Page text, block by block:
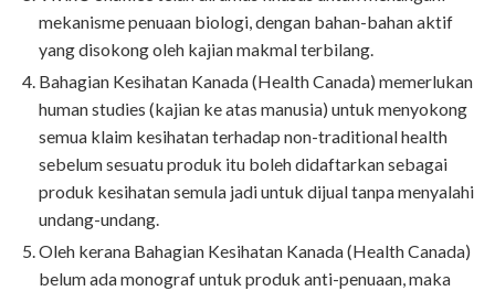
mekanisme penuaan biologi, dengan bahan-bahan aktif
yang disokong oleh kajian makmal terbilang.
Bahagian Kesihatan Kanada (Health Canada) memerlukan
human studies (kajian ke atas manusia) untuk menyokong
semua klaim kesihatan terhadap non-traditional health
sebelum sesuatu produk itu boleh didaftarkan sebagai
produk kesihatan semula jadi untuk dijual tanpa menyalahi
undang-undang.
Oleh kerana Bahagian Kesihatan Kanada (Health Canada)
belum ada monograf untuk produk anti-penuaan, maka